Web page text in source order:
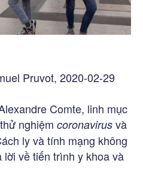
Pruvot, 2020-02-29
Comte, linh mục
nghiệm coronavirus và
ly và tính mạng không
về tiến trình y khoa và